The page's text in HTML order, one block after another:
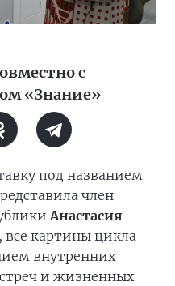
с
«Знание»
под названием
член
Анастасия
все картины цикла
внутренних
и жизненных